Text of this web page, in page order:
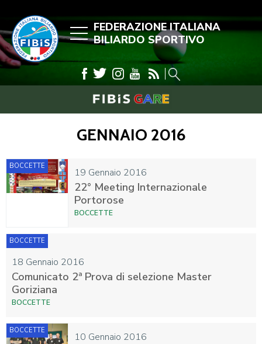
FEDERAZIONE ITALIANA
BILIARDO SPORTIVO
GENNAIO 2016
19 Gennaio 2016
BOCCETTE
22° Meeting Internazionale
Portorose
BOCCETTE
18 Gennaio 2016
BOCCETTE
Comunicato 2ª Prova di selezione Master
Goriziana
BOCCETTE
10 Gennaio 2016
BOCCETTE